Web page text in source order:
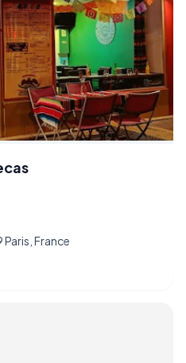
Paris, France